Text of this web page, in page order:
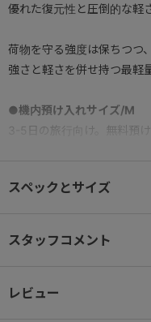
優れた復元性と圧倒的な軽
荷物を守る強度は保ちつつ
強さと軽さを併せ持つ最軽
●機内預け入れサイズ/M
3-5日の旅行向け。無料預
●ボディシェル
ロンホイールを搭載。
スペックとサイズ
スタッフコメント
レビュー